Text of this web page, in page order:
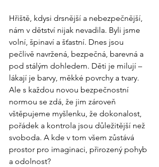
Hřiště, kdysi drsnější a nebezpečnější,
nám v dětství nijak nevadila. Byli jsme
volní, špinaví a šťastní. Dnes jsou
pečlivě navržená, bezpečná, barevná a
pod stálým dohledem. Děti je milují –
lákají je barvy, měkké povrchy a tvary.
Ale s každou novou bezpečnostní
normou se zdá, že jim zároveň
vštěpujeme myšlenku, že dokonalost,
pořádek a kontrola jsou důležitější než
svoboda. A kde v tom všem zůstává
prostor pro imaginaci, přirozený pohyb
a odolnost?